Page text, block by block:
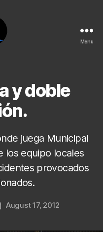
Menu
y doble
juega Municipal
los equipo locales
provocados
August 17, 2012